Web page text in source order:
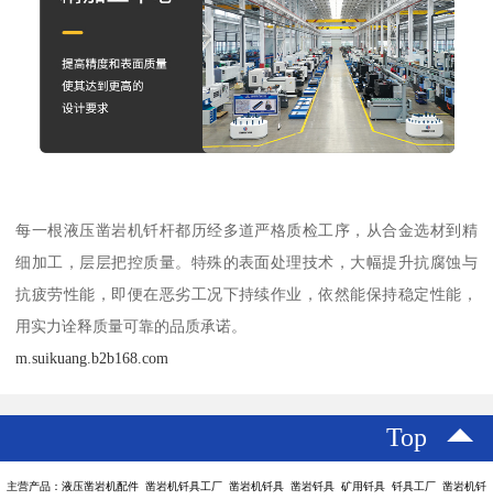
每一根液压凿岩机钎杆都历经多道严格质检工序，从合金选材到精
细加工，层层把控质量。特殊的表面处理技术，大幅提升抗腐蚀与
抗疲劳性能，即便在恶劣工况下持续作业，依然能保持稳定性能，
用实力诠释质量可靠的品质承诺。
m.suikuang.b2b168.com
Top
主营产品：液压凿岩机配件 凿岩机钎具工厂 凿岩机钎具 凿岩钎具 矿用钎具 钎具工厂 凿岩机钎